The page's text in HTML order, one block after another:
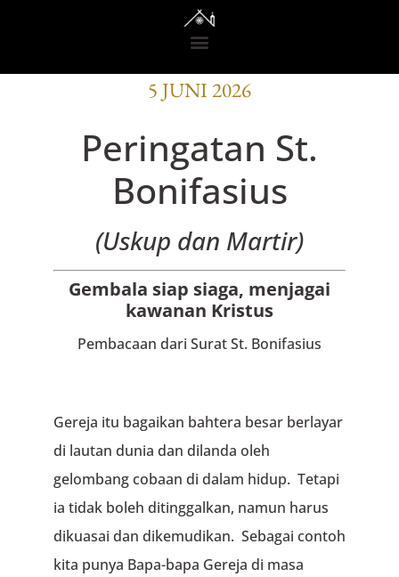
BACAAN OFISI
5 JUNI 2026
Peringatan St.
Bonifasius
(Uskup dan Martir)
Gembala siap siaga, menjagai
kawanan Kristus
Pembacaan dari Surat St. Bonifasius
Gereja itu bagaikan bahtera besar berlayar
di lautan dunia dan dilanda oleh
gelombang cobaan di dalam hidup. Tetapi
ia tidak boleh ditinggalkan, namun harus
dikuasai dan dikemudikan. Sebagai contoh
kita punya Bapa-bapa Gereja di masa